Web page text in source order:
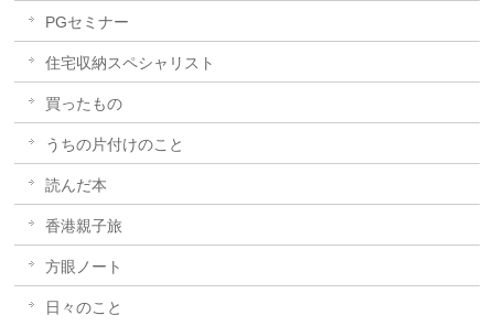
PGセミナー
住宅収納スペシャリスト
買ったもの
うちの片付けのこと
読んだ本
香港親子旅
方眼ノート
日々のこと